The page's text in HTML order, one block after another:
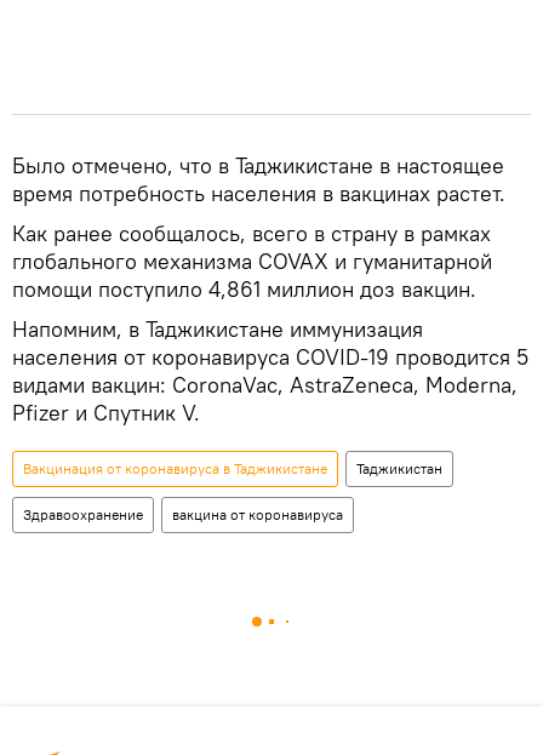
Было отмечено, что в Таджикистане в настоящее
время потребность населения в вакцинах растет.
Как ранее сообщалось, всего в страну в рамках
глобального механизма COVAX и гуманитарной
помощи поступило 4,861 миллион доз вакцин.
Напомним, в Таджикистане иммунизация
населения от коронавируса COVID-19 проводится 5
видами вакцин: CoronaVac, AstraZeneca, Moderna,
Pfizer и Спутник V.
Вакцинация от коронавируса в Таджикистане Таджикистан
Здравоохранение вакцина от коронавируса